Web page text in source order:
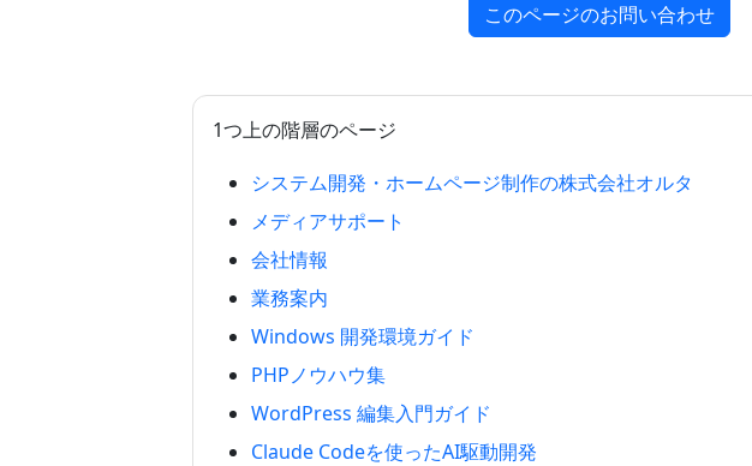
このページのお問い合わせ
1つ上の階層のページ
システム開発・ホームページ制作の株式会社オルタ
メディアサポート
会社情報
業務案内
Windows 開発環境ガイド
PHPノウハウ集
WordPress 編集入門ガイド
Claude Codeを使ったAI駆動開発